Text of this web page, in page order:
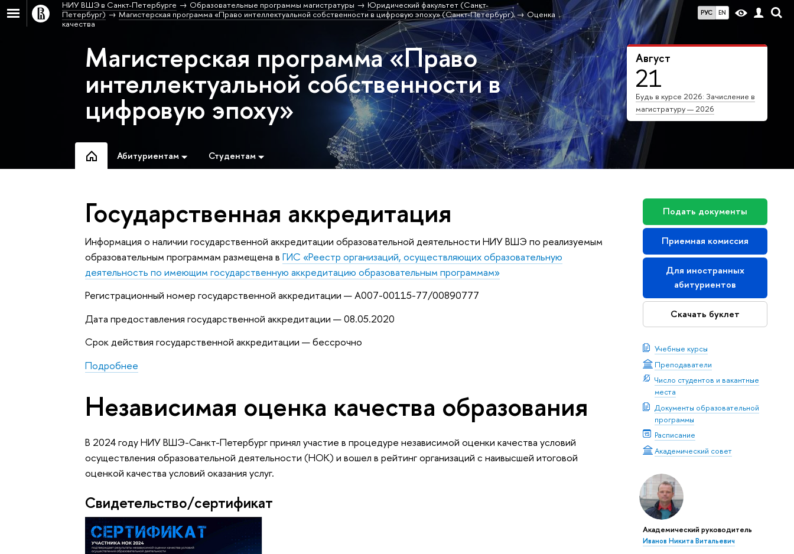
РУС EN
НИУ ВШЭ в Санкт-Петербурге Образовательные программы магистратуры
Юридический факультет (Санкт-
Петербург)
Магистерская программа «Право интеллектуальной собственности в цифровую эпоху» (Санкт-Петербург)
Оценка
качества
Август
21
Будь в курсе 2026: Зачисление в
магистратуру — 2026
Магистерская программа «Право
интеллектуальной собственности в
цифровую эпоху»
Абитуриентам Студентам
Подать документы
Приемная комиссия
Для иностранных
абитуриентов
Скачать буклет
Учебные курсы
Преподаватели
Число студентов и вакантные
места
Документы образовательной
программы
Расписание
Академический совет
Академический руководитель
Иванов Никита Витальевич
Государственная аккредитация
Информация о наличии государственной аккредитации образовательной деятельности НИУ ВШЭ по реализуемым
образовательным программам размещена вГИС «Реестр организаций, осуществляющих образовательную
деятельность по имеющим государственную аккредитацию образовательным программам»
Регистрационный номер государственной аккредитации — А007-00115-77/00890777
Дата предоставления государственной аккредитации — 08.05.2020
Срок действия государственной аккредитации — бессрочно
Подробнее
Независимая оценка качества образования
В 2024 году НИУ ВШЭ-Санкт-Петербург принял участие в процедуре независимой оценки качества условий
осуществления образовательной деятельности (НОК) и вошел в рейтинг организаций с наивысшей итоговой
оценкой качества условий оказания услуг.
Свидетельство/сертификат